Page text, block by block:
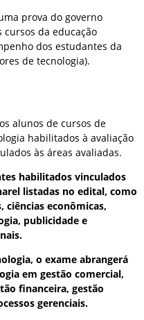
prova do governo
da educação
dos estudantes da
de tecnologia).
alunos de cursos de
habilitados à avaliação
às áreas avaliadas.
habilitados vinculados
listadas no edital, como
ciências econômicas,
publicidade e
o exame abrangerá
em gestão comercial,
financeira, gestão
gerenciais.